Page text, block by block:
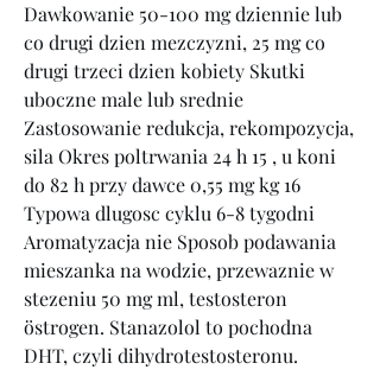
Dawkowanie 50-100 mg dziennie lub
co drugi dzien mezczyzni, 25 mg co
drugi trzeci dzien kobiety Skutki
uboczne male lub srednie
Zastosowanie redukcja, rekompozycja,
sila Okres poltrwania 24 h 15 , u koni
do 82 h przy dawce 0,55 mg kg 16
Typowa dlugosc cyklu 6-8 tygodni
Aromatyzacja nie Sposob podawania
mieszanka na wodzie, przewaznie w
stezeniu 50 mg ml, testosteron
östrogen. Stanazolol to pochodna
DHT, czyli dihydrotestosteronu.